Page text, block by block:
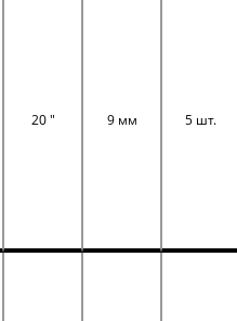
20 " 9 мм 5 шт.